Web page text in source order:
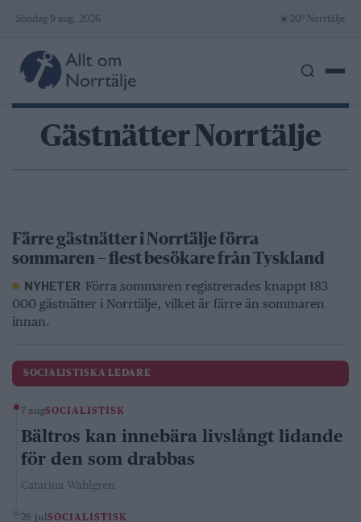
Skip
content
Söndag 9 aug. 2026 ☀️20° Norrtälje
Gästnätter Norrtälje
Färre gästnätter i Norrtälje förra
sommaren – flest besökare från Tyskland
NYHETER Förra sommaren registrerades knappt 183
000 gästnätter i Norrtälje, vilket är färre än sommaren
innan.
SOCIALISTISKA LEDARE
7 augSOCIALISTISK
Bältros kan innebära livslångt lidande
för den som drabbas
Catarina Wahlgren
28 julSOCIALISTISK